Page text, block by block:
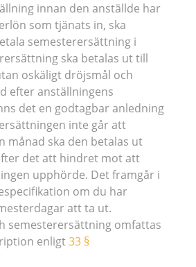
innan den anställde har
som tjänats in, ska
semesterersättning i
ska betalas ut till
oskäligt dröjsmål och
efter anställningens
det en godtagbar anledning
inte går att
månad ska den betalas ut
det att hindret mot att
upphörde. Det framgår i
om du har
att ta ut.
semesterersättning omfattas
enligt33 §